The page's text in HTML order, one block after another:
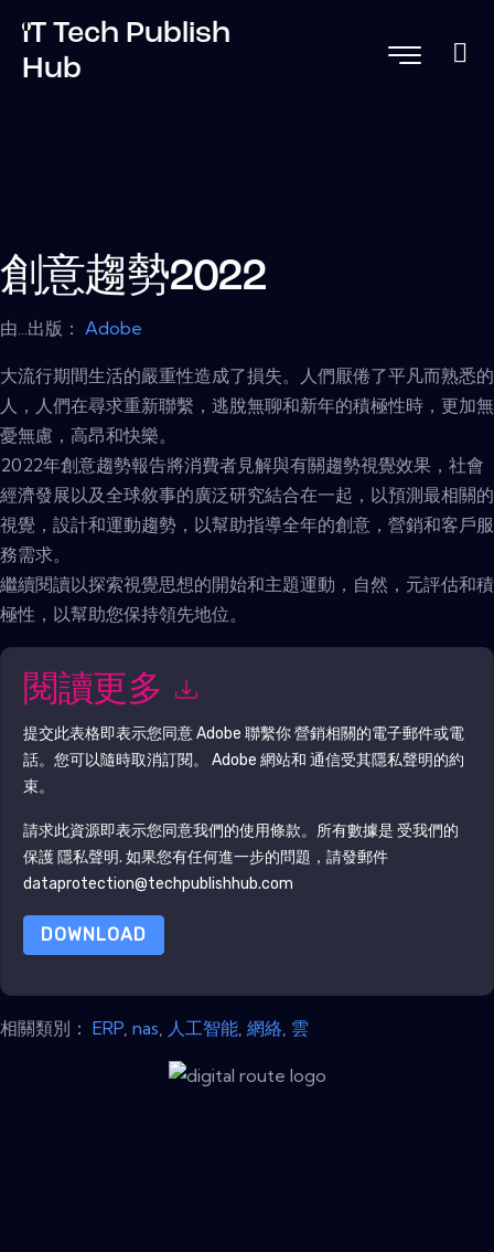
IT Tech Publish
Hub
創意趨勢2022
由...出版： Adobe
大流行期間生活的嚴重性造成了損失。人們厭倦了平凡而熟悉的
人，人們在尋求重新聯繫，逃脫無聊和新年的積極性時，更加無
憂無慮，高昂和快樂。
2022年創意趨勢報告將消費者見解與有關趨勢視覺效果，社會
經濟發展以及全球敘事的廣泛研究結合在一起，以預測最相關的
視覺，設計和運動趨勢，以幫助指導全年的創意，營銷和客戶服
務需求。
繼續閱讀以探索視覺思想的開始和主題運動，自然，元評估和積
極性，以幫助您保持領先地位。
閱讀更多
提交此表格即表示您同意Adobe 聯繫你 營銷相關的電子郵件或電
話。您可以隨時取消訂閱。 Adobe 網站和 通信受其隱私聲明的約
束。
請求此資源即表示您同意我們的使用條款。所有數據是 受我們的
保護 隱私聲明. 如果您有任何進一步的問題，請發郵件
dataprotection@techpublishhub.com
DOWNLOAD
相關類別： ERP nas 人工智能 網絡 雲